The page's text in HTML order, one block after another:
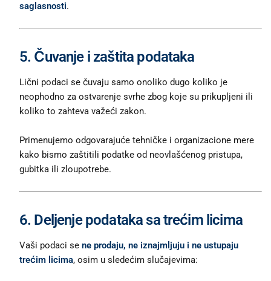
saglasnosti.
5. Čuvanje i zaštita podataka
Lični podaci se čuvaju samo onoliko dugo koliko je
neophodno za ostvarenje svrhe zbog koje su prikupljeni ili
koliko to zahteva važeći zakon.
Primenujemo odgovarajuće tehničke i organizacione mere
kako bismo zaštitili podatke od neovlašćenog pristupa,
gubitka ili zloupotrebe.
6. Deljenje podataka sa trećim licima
Vaši podaci se ne prodaju, ne iznajmljuju i ne ustupaju
trećim licima, osim u sledećim slučajevima: